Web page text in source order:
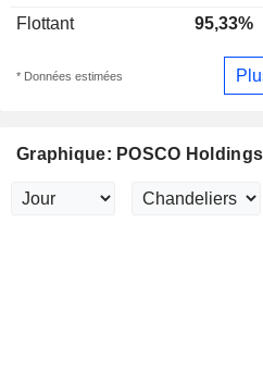
Flottant
95,33%
* Données estimées
Graphique: POSCO